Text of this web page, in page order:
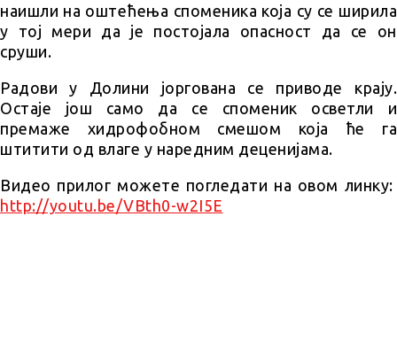
наишли на оштећења споменика која су се ширила
у тој мери да је постојала опасност да се он
сруши.
Радови у Долини јоргована се приводе крају.
Остаје још само да се споменик осветли и
премаже хидрофобном смешом која ће га
штитити од влаге у наредним деценијама.
Видео прилог можете погледати на овом линку:
http://youtu.be/VBth0-w2I5E